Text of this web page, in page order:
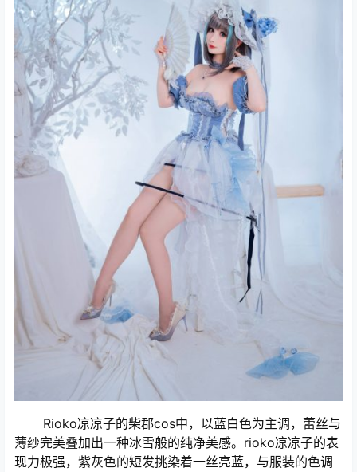
Rioko凉凉子的柴郡cos中，以蓝白色为主调，蕾丝与
薄纱完美叠加出一种冰雪般的纯净美感。rioko凉凉子的表
现力极强，紫灰色的短发挑染着一丝亮蓝，与服装的色调